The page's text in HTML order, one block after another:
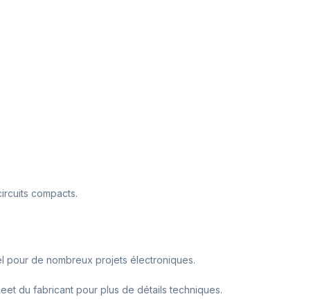
compacts.
pour de nombreux projets électroniques.
du fabricant pour plus de détails techniques.